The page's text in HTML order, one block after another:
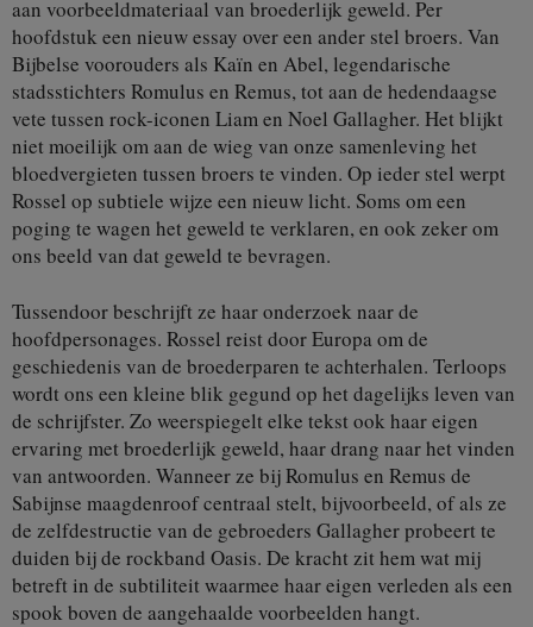
aan voorbeeldmateriaal van broederlijk geweld. Per
hoofdstuk een nieuw essay over een ander stel broers. Van
Bijbelse voorouders als Kaïn en Abel, legendarische
stadsstichters Romulus en Remus, tot aan de hedendaagse
vete tussen rock-iconen Liam en Noel Gallagher. Het blijkt
niet moeilijk om aan de wieg van onze samenleving het
bloedvergieten tussen broers te vinden. Op ieder stel werpt
Rossel op subtiele wijze een nieuw licht. Soms om een
poging te wagen het geweld te verklaren, en ook zeker om
ons beeld van dat geweld te bevragen.
Tussendoor beschrijft ze haar onderzoek naar de
hoofdpersonages. Rossel reist door Europa om de
geschiedenis van de broederparen te achterhalen. Terloops
wordt ons een kleine blik gegund op het dagelijks leven van
de schrijfster. Zo weerspiegelt elke tekst ook haar eigen
ervaring met broederlijk geweld, haar drang naar het vinden
van antwoorden. Wanneer ze bij Romulus en Remus de
Sabijnse maagdenroof centraal stelt, bijvoorbeeld, of als ze
de zelfdestructie van de gebroeders Gallagher probeert te
duiden bij de rockband Oasis. De kracht zit hem wat mij
betreft in de subtiliteit waarmee haar eigen verleden als een
spook boven de aangehaalde voorbeelden hangt.